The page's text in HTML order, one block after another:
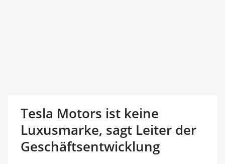
Tesla Motors ist keine
Luxusmarke, sagt Leiter der
Geschäftsentwicklung